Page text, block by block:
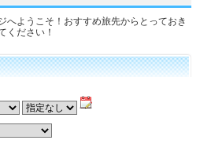
へようこそ！おすすめ旅先からとっておき
ください！